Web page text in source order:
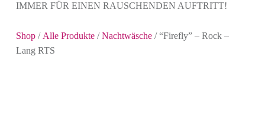
IMMER FÜR EINEN RAUSCHENDEN AUFTRITT!
Shop/ Alle Produkte/Nachtwäsche/ “Firefly” – Rock –
Lang RTS